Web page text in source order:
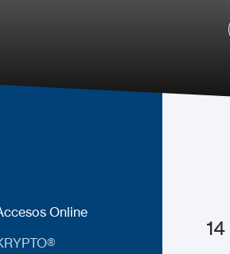
Online
14